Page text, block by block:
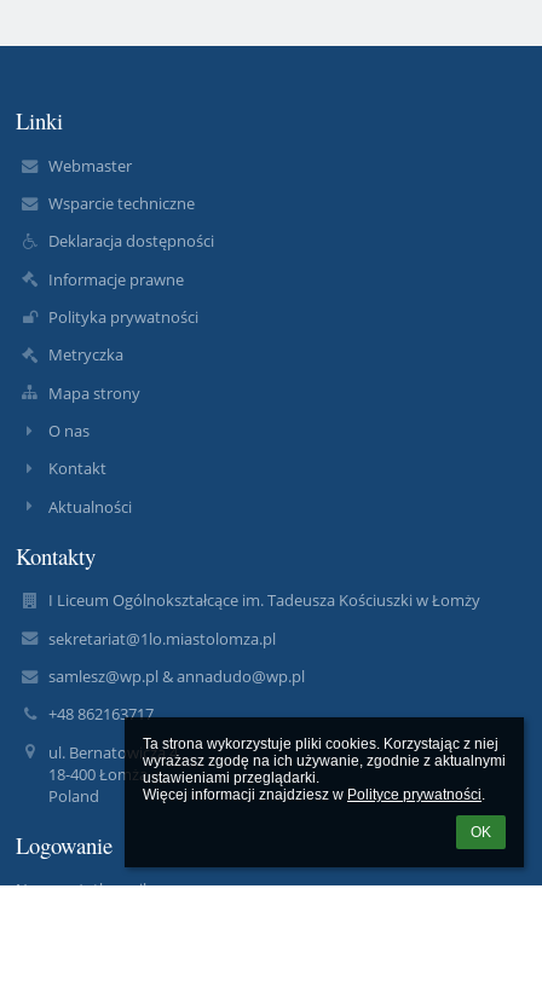
Ta strona wykorzystuje pliki cookies. Korzystając z niej
wyrażasz zgodę na ich używanie, zgodnie z aktualnymi
ustawieniami przeglądarki.
Więcej informacji znajdziesz w Polityce prywatności.
OK
Linki
Webmaster
Wsparcie techniczne
Deklaracja dostępności
Informacje prawne
Polityka prywatności
Metryczka
Mapa strony
O nas
Kontakt
Aktualności
Kontakty
I Liceum Ogólnokształcące im. Tadeusza Kościuszki w Łomży
sekretariat@1lo.miastolomza.pl
samlesz@wp.pl & annadudo@wp.pl
+48 862163717
ul. Bernatowicza 4
18-400 Łomża
Poland
Logowanie
Nazwa użytkownika: